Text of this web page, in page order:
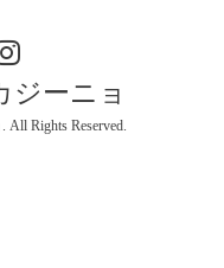
ジーニョ
. All Rights Reserved.